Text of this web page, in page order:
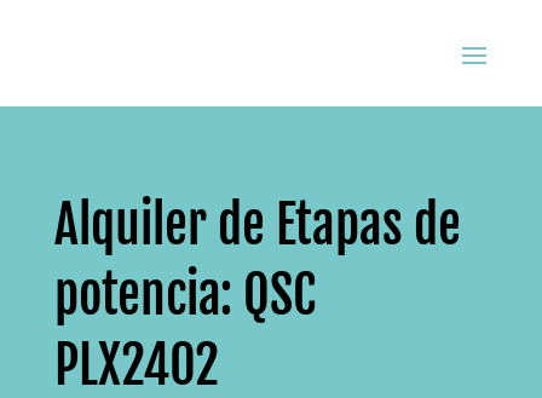
Alquiler de Etapas de
potencia: QSC
PLX2402